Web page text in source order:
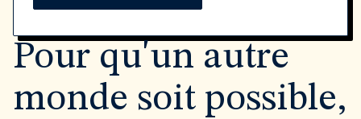
Pour qu'un autre
monde soit possible,